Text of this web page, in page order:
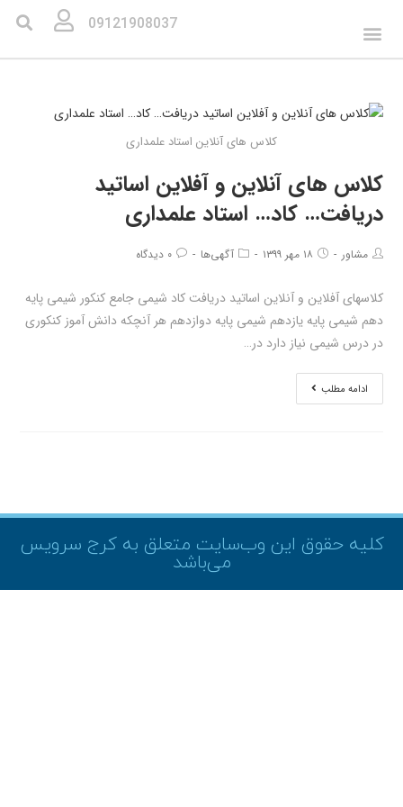
09121908037
کلاس های آنلاین استاد علمداری
کلاس های آنلاین و آفلاین اساتید
دریافت… کاد… استاد علمداری
مشاور ۱۸ مهر ۱۳۹۹ آگهی‌ها ۰ دیدگاه
کلاسهای آفلاین و آنلاین اساتید دریافت کاد شیمی جامع کنکور شیمی پایه
دهم شیمی پایه یازدهم شیمی پایه دوازدهم هر آنچکه دانش آموز کنکوری
در درس شیمی نیاز دارد در…
ادامه مطلب
کلیه حقوق این وب‌سایت متعلق به کرج سرویس
می‌باشد